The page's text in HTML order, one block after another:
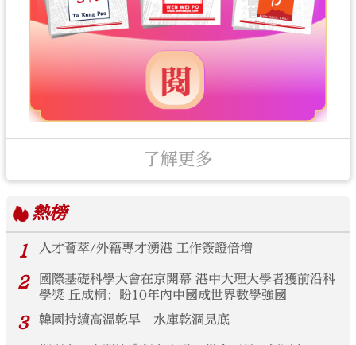
了解更多
熱榜
1
人才薈萃/外籍專才湧港 工作簽證倍增
2
國際基礎科學大會在京開幕 港中大理大學者獲前沿科
學獎 丘成桐：盼10年內中國成世界數學強國
3 韓國持續高溫乾旱 水庫乾涸見底